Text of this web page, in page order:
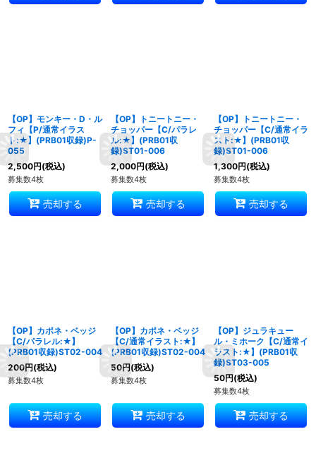
【OP】モンキー・D・ル
フィ【P/通常イラス
ト:★】(PRB01収録)P-
055
2,500円(税込)
募集数4枚
売却する
【OP】トニートニー・
チョッパー【C/パラレ
ル:★】(PRB01収
録)ST01-006
2,000円(税込)
募集数4枚
売却する
【OP】トニートニー・
チョッパー【C/通常イラ
スト:★】(PRB01収
録)ST01-006
1,300円(税込)
募集数4枚
売却する
【OP】カポネ・ベッジ
【C/パラレル:★】
(PRB01収録)ST02-004
200円(税込)
募集数4枚
売却する
【OP】カポネ・ベッジ
【C/通常イラスト:★】
(PRB01収録)ST02-004
50円(税込)
募集数4枚
売却する
【OP】ジュラキュー
ル・ミホーク【C/通常イ
ラスト:★】(PRB01収
録)ST03-005
50円(税込)
募集数4枚
売却する